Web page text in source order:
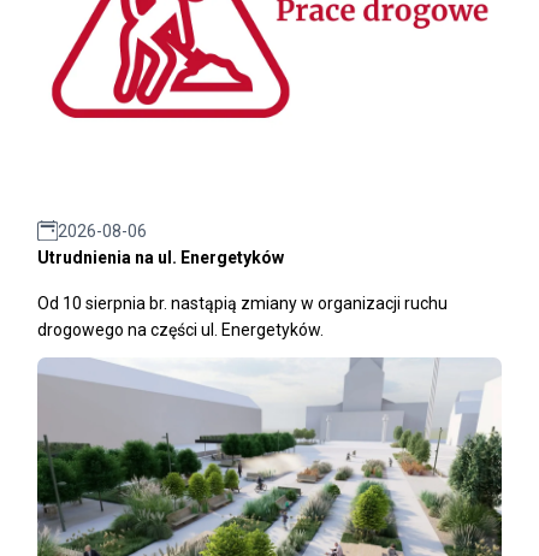
2026-08-06
Utrudnienia na ul. Energetyków
Od 10 sierpnia br. nastąpią zmiany w organizacji ruchu
drogowego na części ul. Energetyków.